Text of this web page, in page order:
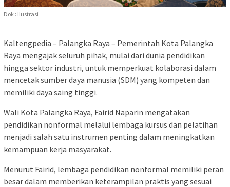
Dok : Ilustrasi
Kaltengpedia – Palangka Raya – Pemerintah Kota Palangka
Raya mengajak seluruh pihak, mulai dari dunia pendidikan
hingga sektor industri, untuk memperkuat kolaborasi dalam
mencetak sumber daya manusia (SDM) yang kompeten dan
memiliki daya saing tinggi.
Wali Kota Palangka Raya, Fairid Naparin mengatakan
pendidikan nonformal melalui lembaga kursus dan pelatihan
menjadi salah satu instrumen penting dalam meningkatkan
kemampuan kerja masyarakat.
Menurut Fairid, lembaga pendidikan nonformal memiliki peran
besar dalam memberikan keterampilan praktis yang sesuai